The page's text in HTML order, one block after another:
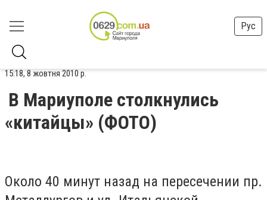
Рус
15:18, 8 жовтня 2010 р.
В Мариуполе столкнулись
«китайцы» (ФОТО)
Около 40 минут назад на пересечении пр.